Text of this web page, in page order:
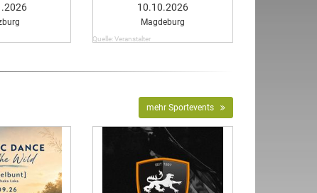
des Magdeburger Domchores c-
Moll Messe
10.10.2026
Magdeburg
Quelle: Veranstalter
mehr Sportevents